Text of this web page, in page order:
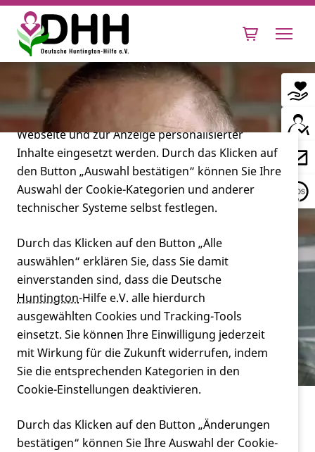
Leben mit Huntington
Forschung
Miteinander
Verein
Service
Mission und Making of "Stark mit
Huntington"
Mission und Making of "Stark mit Huntington"
Cookie-Einstellungen
Diese Webseite setzt verschiedene Cookies und
Tracking-Tools ein. Dies beinhaltet Cookies und
Tracking-Tools, die für den Betrieb der Webseite
technisch notwendig sind, die zu statistischen
Zwecken sowie zur besseren Bedienbarkeit der
Webseite und zur Anzeige personalisierter
Inhalte eingesetzt werden. Durch das Klicken auf
den Button „Auswahl bestätigen“ können Sie Ihre
Auswahl der Cookie-Kategorien und anderer
technischer Systeme selbst festlegen.
Durch das Klicken auf den Button „Alle
auswählen“ erklären Sie, dass Sie damit
einverstanden sind, dass die Deutsche
Huntington-Hilfe e.V. alle hierdurch
ausgewählten Cookies und Tracking-Tools
einsetzt. Sie können Ihre Einwilligung jederzeit
mit Wirkung für die Zukunft widerrufen, indem
Sie die entsprechenden Kategorien in den
Cookie-Einstellungen deaktivieren.
Durch das Klicken auf den Button „Änderungen
bestätigen“ können Sie Ihre Auswahl der Cookie-